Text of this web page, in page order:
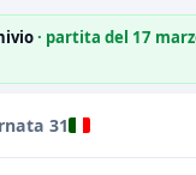
· partita del 17
31